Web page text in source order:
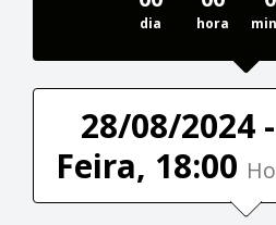
dia hora
28/08/2024
Feira, 18:00